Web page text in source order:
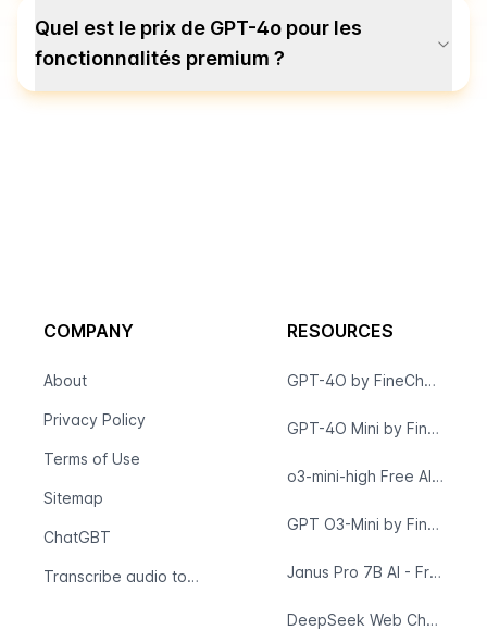
Quel est le prix de GPT-4o pour les
fonctionnalités premium ?
COMPANY
About
Privacy Policy
Terms of Use
Sitemap
ChatGBT
Transcribe audio to text
RESOURCES
GPT-4O by FineChat: Free Advanced AI for Your Personal & Professional Needs
GPT-4O Mini by FineChat - Free, Fast, and Efficient AI for Quick Answers
o3-mini-high Free AI Service by FineChat AI | Advanced Reasoning and Analysis
GPT O3-Mini by FineChat: Free, Fast AI Reasoning for Complex Tasks
Janus Pro 7B AI - Free, No Login Required for Instant Image Generation
DeepSeek Web Chat: Free AI for Content, Problem-Solving, and More